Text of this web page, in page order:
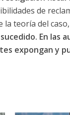
de
la teoría del
En las
expongan y